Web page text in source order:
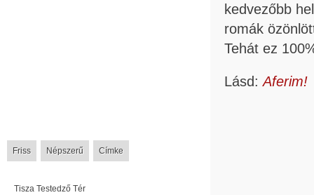
Friss Népszerű Címke
Tisza Testedző Tér
kedvezőbb
romák
Tehát ez
Lásd:Aferim!